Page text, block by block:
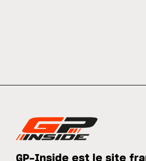
GP-Inside est le site